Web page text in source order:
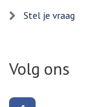
Stel je vraag
Volg ons